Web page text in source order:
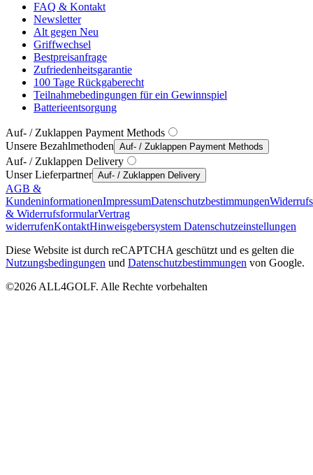
FAQ & Kontakt
Newsletter
Alt gegen Neu
Griffwechsel
Bestpreisanfrage
Zufriedenheitsgarantie
100 Tage Rückgaberecht
Teilnahmebedingungen für ein Gewinnspiel
Batterieentsorgung
Auf- / Zuklappen Payment Methods
Unsere Bezahlmethoden Auf- / Zuklappen Payment Methods
Auf- / Zuklappen Delivery
Unser Lieferpartner Auf- / Zuklappen Delivery
AGB &
KundeninformationenImpressumDatenschutzbestimmungen
& WiderrufsformularVertrag
widerrufenKontaktHinweisgebersystem Datenschutzeinstellungen
Diese Website ist durch reCAPTCHA geschützt und es gelten die
Nutzungsbedingungen und Datenschutzbestimmungen von Google.
©2026 ALL4GOLF. Alle Rechte vorbehalten